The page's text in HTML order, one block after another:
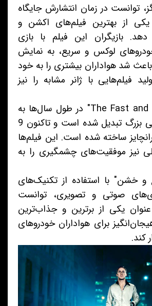
توانست در زمان انتشارش جایگاه
از بهترین فیلم‌های اکشن و
بازیگران این فیلم با بازی
لوکس و سریع، به نمایش
شد هواداران بیشتری را به خود
فیلم‌هایی با ژانر مشابه را نیز
فیلم "The Fast and the Furious" در طول سال‌ها به
یک فرانچایز سینمایی بزرگ تبدیل شده است و تاکنون 9
ساخته شده است. این فیلم‌ها
نیز موفقیت‌های چشمگیری را به
و خشن" با استفاده از تکنیک‌های
صوتی و تصویری، توانست
یکی از برترین و جذاب‌ترین
برای هواداران خودروهای
کند.